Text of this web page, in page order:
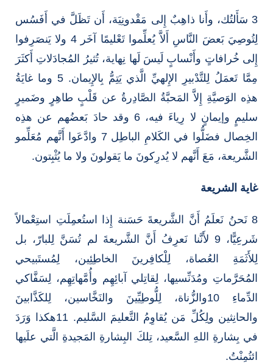
3 سَأَلتُك، وأَنا ذاهِبٌ إِلى مَقْدونِيَة، أَن تَظَلَّ في أَفَسُس
لِتُوصِيَ بَعضَ النَّاسِ أَلاَّ يُعلِّموا تَعْليمًا آخَر 4 ولا يَنصَرِفوا
إِلى خُرافاتٍ وأَنْسابٍ لَيسَ لَها نِهاية، تُثيرُ المُجادَلاتِ أَكثَرَ
مِمَّا تَعمَلُ لِلتَّدْبيرِ الإِلهيِّ الَّذي يَتِمُّ بِالإِيمان. 5 وما غايَةُ
هذِه الوَصيَّةِ إِلاَّ المَحبَّةُ الصَّادِرةُ عن قَلْبٍ طاهِرٍ وضَميرٍ
سليمٍ وإيمانٍ لا رِياءَ فيه، 6 وقد حادَ بَعضُهم عن هذِه
الخِصال فضَلُّوا في الكَلامِ الباطِل 7 وادَّعَوا أَنَّهم مُعَلِّمو
الشَّريعة، مَعَ أَنَّهم لا يُدرِكونَ ما يَقولونَ ولا ما يُثْبِتون.
غاية الشريعة
8 نَحنُ نَعلَمُ أَنَّ الشَّريعةَ حَسَنة إِذا استُعمِلَتِ استِعْمالاً
شَرعِيًّا، 9 لأَنَّنا نَعرِفُ أَنَّ الشَّريعةَ لم تُسَنَّ لِلبارّ، بل
لِلأَثَمَةِ العُصاة، لِلْكافِرينَ الخاطِئِين، لِمُستَبيحي
المُحَرَّماتِ ومُدَنِّسيها، لِقاتِلي آبائِهِم وأُمَّهاتِهِم، لِسَفَّاكي
الدِّماءِ 10والزُّناة، لِلُّوطِيِّينَ والنَخَّاسين، لِلكَذَّابينَ
والحانِثين ولِكُلِّ مَن يُقاوِمُ التَّعليمَ السَّليم. 11هكذا وَرَدَ
في بِشارةِ اللهِ السَّعيد، تِلكَ البِشارةِ المَجيدةِ الَّتي علَيها
ائتُمِنْتُ.